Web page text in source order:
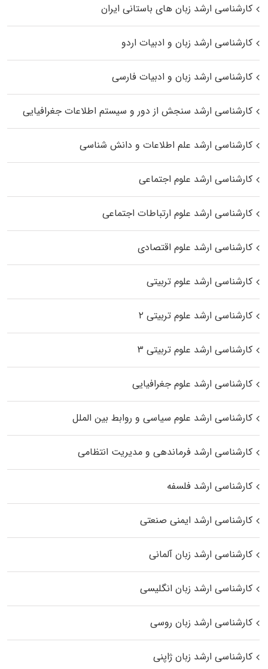
کارشناسی ارشد زبان‌ های باستانی ایران
کارشناسی ارشد زبان و ادبیات اردو
کارشناسی ارشد زبان و ادبیات فارسی
کارشناسی ارشد سنجش از دور و سیستم اطلاعات جغرافیایی
کارشناسی ارشد علم اطلاعات و دانش شناسی
کارشناسی ارشد علوم اجتماعی
کارشناسی ارشد علوم ارتباطات اجتماعی
کارشناسی ارشد علوم اقتصادی
کارشناسی ارشد علوم تربیتی
کارشناسی ارشد علوم تربیتی ۲
کارشناسی ارشد علوم تربیتی ۳
کارشناسی ارشد علوم جغرافیایی
کارشناسی ارشد علوم سیاسی و روابط بین الملل
کارشناسی ارشد فرماندهی و مدیریت انتظامی
کارشناسی ارشد فلسفه
کارشناسی ارشد ایمنی صنعتی
کارشناسی ارشد زبان آلمانی
کارشناسی ارشد زبان انگلیسی
کارشناسی ارشد زبان روسی
کارشناسی ارشد زبان ژاپنی